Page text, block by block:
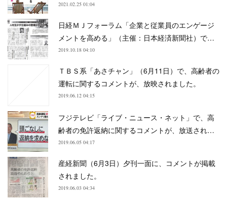
2021.02.25 01:04
日経ＭＪフォーラム「企業と従業員のエンゲージ
メントを高める」（主催：日本経済新聞社）で…
2019.10.18 04:10
ＴＢＳ系「あさチャン」（6月11日）で、高齢者の
運転に関するコメントが、放映されました。
2019.06.12 04:15
フジテレビ「ライブ・ニュース・ネット」で、高
齢者の免許返納に関するコメントが、放送され…
2019.06.05 04:17
産経新聞（6月3日）夕刊一面に、コメントが掲載
されました。
2019.06.03 04:34